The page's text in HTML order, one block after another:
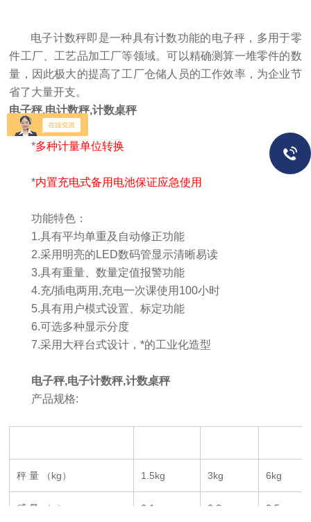
电子计数秤即是一种具有计数功能的电子秤，多用于零
件工厂、工艺品加工厂等领域。可以精确测算一堆零件的数
量，因此极大的提高了工厂仓储人员的工作效率，为企业节
省了大量开支。
电子秤,电计数秤,计数桌秤
*多种计量单位转换
*内置充电式备用电池保证应急使用
功能特色：
1.具有平均单重及自动修正功能
2.采用明亮的LED数码管显示清晰易读
3.具有重量、数量定值报警功能
4.充/插电两用,充电一次课使用100小时
5.具有用户模式设置、标定功能
6.可选多种显示分度
7.采用大秤台式设计，*的工业化造型
电子秤,电子计数秤,计数桌秤
产品规格:
秤 量 （kg） 1.5kg 3kg 6kg
感 量 （g） 0.1g 0.2g 0.5g